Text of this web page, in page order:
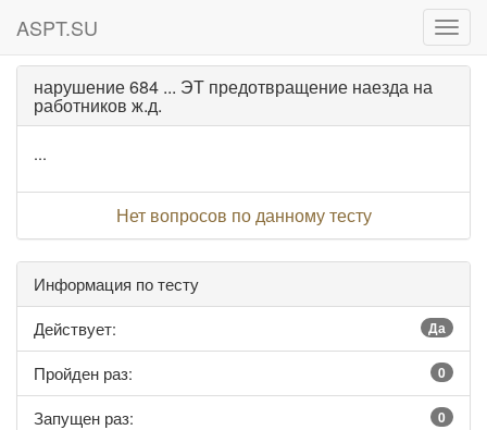
ASPT.SU
нарушение 684 ... ЭТ предотвращение наезда на
работников ж.д.
...
Нет вопросов по данному тесту
Информация по тесту
Действует:
Да
Пройден раз: 0
Запущен раз: 0